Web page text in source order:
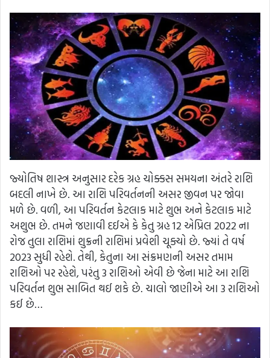
જ્યોતિષ શાસ્ત્ર અનુસાર દરેક ગ્રહ ચોક્કસ સમયના અંતરે રાશિ
બદલી નાખે છે. આ રાશિ પરિવર્તનની અસર જીવન પર જોવા
મળે છે. વળી, આ પરિવર્તન કેટલાક માટે શુભ અને કેટલાક માટે
અશુભ છે. તમને જણાવી દઈએ કે કેતુ ગ્રહ 12 એપ્રિલ 2022 ના
રોજ તુલા રાશિમાં શુક્રની રાશિમાં પ્રવેશી ચૂક્યો છે. જ્યાં તે વર્ષ
2023 સુધી રહેશે. તેથી, કેતુના આ સંક્રમણની અસર તમામ
રાશિઓ પર રહેશે, પરંતુ 3 રાશિઓ એવી છે જેના માટે આ રાશિ
પરિવર્તન શુભ સાબિત થઈ શકે છે. ચાલો જાણીએ આ 3 રાશિઓ
કઈ છે…